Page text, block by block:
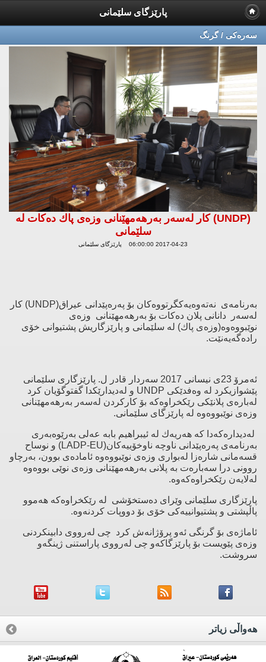
پارێزگای سلێمانی
سه‌ره‌كی / گرنگ
(UNDP) كار لەسەر بەرهەمهێنانی وزەی پاك دەكات لە
سلێمانی
2017-04-23 06:00:00 پارێزگای سلێمانی
بەرنامەی نەتەوەیەكگرتووەكان بۆ پەرەپێدانی عیراق(UNDP) كار
لەسەر دانانی پلان دەكات بۆ بەرهەمهێنانی وزەی
نوێبووەوە(وزەی پاك) لە سلێمانی و پارێزگاریش پشتیوانی خۆی
رادەگەیەنێت.
ئەمرۆ 23ی نیسانی 2017 سەردار قادر ل. پارێزگاری سلێمانی
پێشوازیكرد لە وەفدێكی UNDP و لەدیدارێكدا گفتوگۆیان كرد
لەبارەی پلانێكی رێكخراوەكە بۆ كاركردن لەسەر بەرهەمهێنانی
وزەی نوێبووەوە لە پارێزگای سلێمانی.
لەدیدارەكەدا كە هەریەك لە ئیبراهیم بابە عەلی بەرێوەبەری
بەرنامەی پەرەپێدانی ناوچە ناوخۆییەكان(LADP-EU) و نوساح
قسەمانی شارەزا لەبواری وزەی نوێبووەوە ئامادەی بوون، بەرچاو
روونی درا سەبارەت بە پلانی بەرهەمهێنانی وزەی نوێی بووەوە
لەلایەن رێكخراوەكەوە.
پارێزگاری سلێمانی وێرای دەستخۆشی لە رێكخراوەكە هەموو
پاڵپشتی و پشتیوانییەكی خۆی بۆ دووپات كردنەوە.
ئاماژەی بۆ گرنگی ئەو پرۆژانەش كرد چی لەرووی دابینكردنی
وزەی پێویست بۆ پارێزگاكەو چی لەرووی پاراستنی ژینگەو
سروشت.
هه‌واڵی زیاتر